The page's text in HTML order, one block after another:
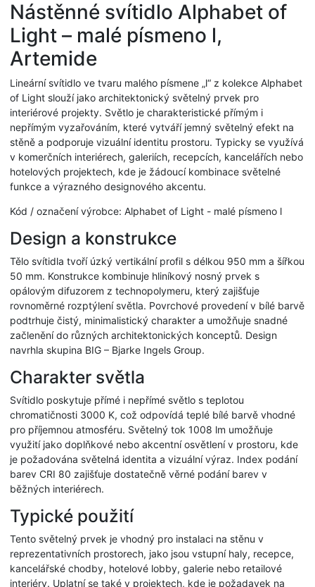
Nástěnné svítidlo Alphabet of
Light – malé písmeno l,
Artemide
Lineární svítidlo ve tvaru malého písmene „l“ z kolekce Alphabet
of Light slouží jako architektonický světelný prvek pro
interiérové projekty. Světlo je charakteristické přímým i
nepřímým vyzařováním, které vytváří jemný světelný efekt na
stěně a podporuje vizuální identitu prostoru. Typicky se využívá
v komerčních interiérech, galeriích, recepcích, kancelářích nebo
hotelových projektech, kde je žádoucí kombinace světelné
funkce a výrazného designového akcentu.
Kód / označení výrobce: Alphabet of Light - malé písmeno l
Design a konstrukce
Tělo svítidla tvoří úzký vertikální profil s délkou 950 mm a šířkou
50 mm. Konstrukce kombinuje hliníkový nosný prvek s
opálovým difuzorem z technopolymeru, který zajišťuje
rovnoměrné rozptýlení světla. Povrchové provedení v bílé barvě
podtrhuje čistý, minimalistický charakter a umožňuje snadné
začlenění do různých architektonických konceptů. Design
navrhla skupina BIG – Bjarke Ingels Group.
Charakter světla
Svítidlo poskytuje přímé i nepřímé světlo s teplotou
chromatičnosti 3000 K, což odpovídá teplé bílé barvě vhodné
pro příjemnou atmosféru. Světelný tok 1008 lm umožňuje
využití jako doplňkové nebo akcentní osvětlení v prostoru, kde
je požadována světelná identita a vizuální výraz. Index podání
barev CRI 80 zajišťuje dostatečně věrné podání barev v
běžných interiérech.
Typické použití
Tento světelný prvek je vhodný pro instalaci na stěnu v
reprezentativních prostorech, jako jsou vstupní haly, recepce,
kancelářské chodby, hotelové lobby, galerie nebo retailové
interiéry. Uplatní se také v projektech, kde je požadavek na